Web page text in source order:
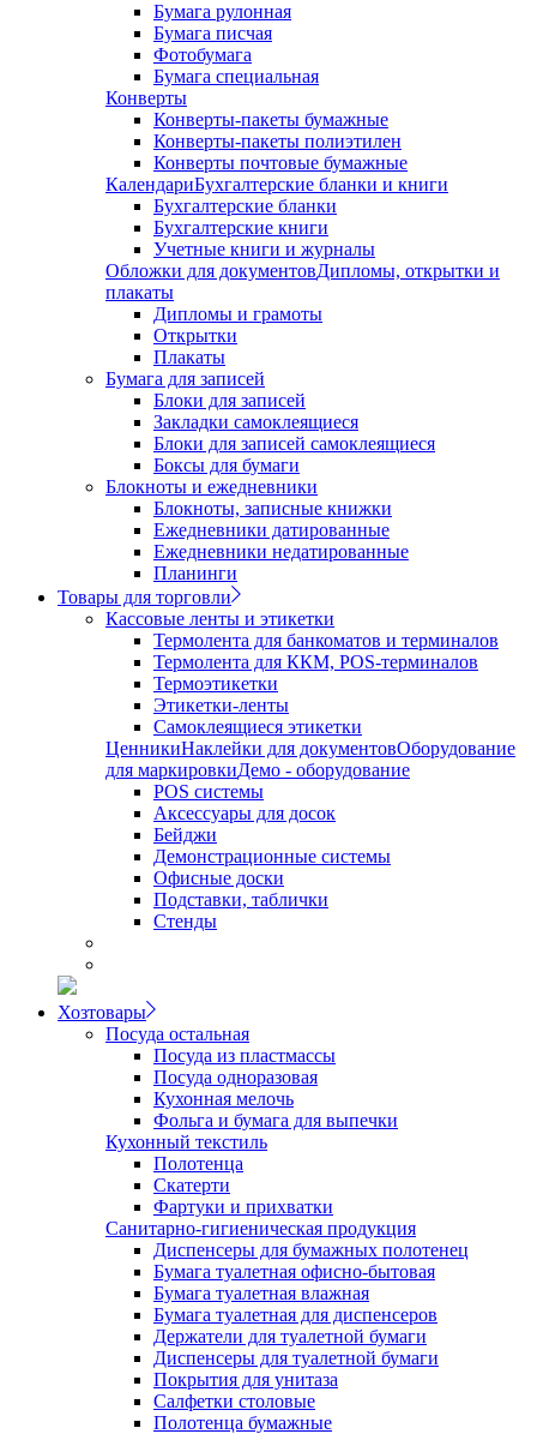
Бумага рулонная
Бумага писчая
Фотобумага
Бумага специальная
Конверты
Конверты-пакеты бумажные
Конверты-пакеты полиэтилен
Конверты почтовые бумажные
КалендариБухгалтерские бланки и книги
Бухгалтерские бланки
Бухгалтерские книги
Учетные книги и журналы
Обложки для документовДипломы, открытки и
плакаты
Дипломы и грамоты
Открытки
Плакаты
Бумага для записей
Блоки для записей
Закладки самоклеящиеся
Блоки для записей самоклеящиеся
Боксы для бумаги
Блокноты и ежедневники
Блокноты, записные книжки
Ежедневники датированные
Ежедневники недатированные
Планинги
Товары для торговли
Кассовые ленты и этикетки
Термолента для банкоматов и терминалов
Термолента для ККМ, POS-терминалов
Термоэтикетки
Этикетки-ленты
Самоклеящиеся этикетки
ЦенникиНаклейки для документовОборудование
для маркировкиДемо - оборудование
POS системы
Аксессуары для досок
Бейджи
Демонстрационные системы
Офисные доски
Подставки, таблички
Стенды
Хозтовары
Посуда остальная
Посуда из пластмассы
Посуда одноразовая
Кухонная мелочь
Фольга и бумага для выпечки
Кухонный текстиль
Полотенца
Скатерти
Фартуки и прихватки
Санитарно-гигиеническая продукция
Диспенсеры для бумажных полотенец
Бумага туалетная офисно-бытовая
Бумага туалетная влажная
Бумага туалетная для диспенсеров
Держатели для туалетной бумаги
Диспенсеры для туалетной бумаги
Покрытия для унитаза
Салфетки столовые
Полотенца бумажные